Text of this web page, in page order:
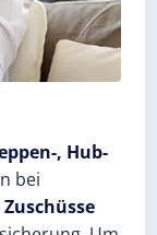
, Hub-
bei